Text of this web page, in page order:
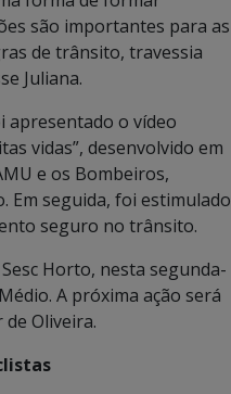
são importantes para as
de trânsito, travessia
Juliana.
apresentado o vídeo
vidas”, desenvolvido em
e os Bombeiros,
Em seguida, foi estimulado
seguro no trânsito.
Horto, nesta segunda-
A próxima ação será
de Oliveira.